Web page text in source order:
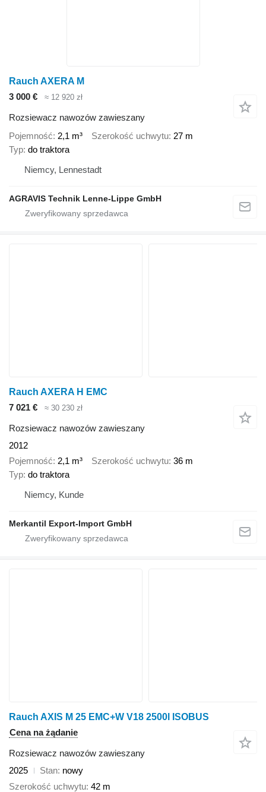
Rauch AXERA M
3 000 €
≈ 12 920 zł
Rozsiewacz nawozów zawieszany
Pojemność 2,1 m³ Szerokość uchwytu 27 m
Typ do traktora
Niemcy, Lennestadt
AGRAVIS Technik Lenne-Lippe GmbH
Rauch AXERA H EMC
7 021 €
≈ 30 230 zł
Rozsiewacz nawozów zawieszany
2012
Pojemność 2,1 m³ Szerokość uchwytu 36 m
Typ do traktora
Niemcy, Kunde
Merkantil Export-Import GmbH
Rauch AXIS M 25 EMC+W V18 2500l ISOBUS
Cena na żądanie
Rozsiewacz nawozów zawieszany
2025
Stan nowy
Szerokość uchwytu 42 m